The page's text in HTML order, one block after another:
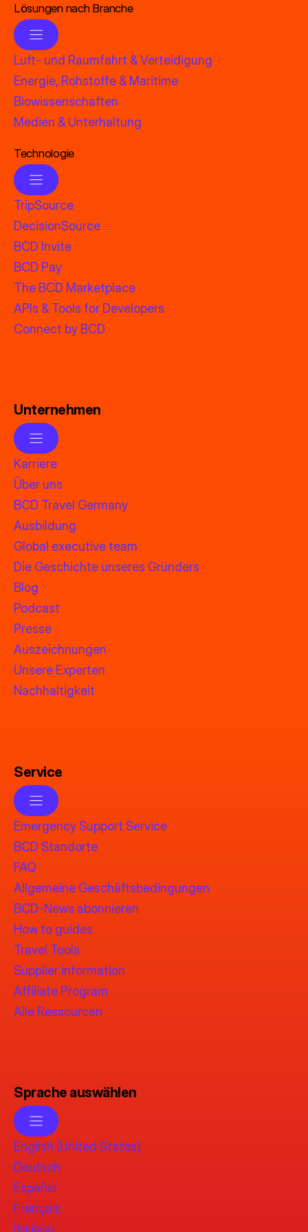
Lösungen nach Branche
Luft- und Raumfahrt & Verteidigung
Energie, Rohstoffe & Maritime
Biowissenschaften
Medien & Unterhaltung
Technologie
TripSource
DecisionSource
BCD Invite
BCD Pay
The BCD Marketplace
APIs & Tools for Developers
Connect by BCD
Unternehmen
Karriere
Über uns
BCD Travel Germany
Ausbildung
Global executive team
Die Geschichte unseres Gründers
Blog
Podcast
Presse
Auszeichnungen
Unsere Experten
Nachhaltigkeit
Service
Emergency Support Service
BCD Standorte
FAQ
Allgemeine Geschäftsbedingungen
BCD-News abonnieren
How to guides
Travel Tools
Supplier information
Affiliate Program
Alle Ressourcen
Sprache auswählen
English (United States)
Deutsch
Español
Français